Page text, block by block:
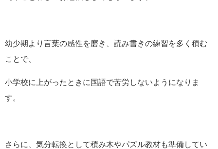
幼少期より言葉の感性を磨き、読み書きの練習を多く積む
ことで、
小学校に上がったときに国語で苦労しないようになりま
す。
さらに、気分転換として積み木やパズル教材も準備してい